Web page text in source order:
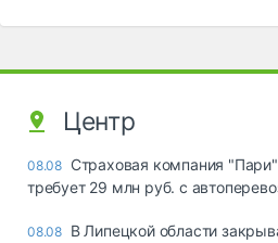
Центр
08.08 Страховая компания
требует 29 млн руб. с
08.08 В Липецкой области